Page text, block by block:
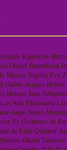
Kantorow
Daniel Barenboim
Musica Nigella Eva
Gaëlle Arquez
Heisser Jean-
Les Arts Florissants
Ange Nguci
Py Orchestre de
de Lille Quatuor
Shuichi Okada